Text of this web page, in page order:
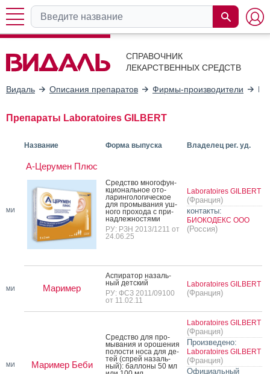
СПРАВОЧНИК
ЛЕКАРСТВЕННЫХ СРЕДСТВ
Видаль Описания препаратов Фирмы-производители
Препараты Laboratoires GILBERT
Название Форма выпуска Владелец рег. уд.
МИ
А-Церумен Плюс
Средс­тво мно­гофун­
кци­ональ­ное ото­
ларин­го­логи­чес­кое
для про­мыва­ния уш­
но­го про­хода с при­
над­лежнос­тя­ми
РУ: РЗН 2013/1211 от
24.06.25
Laboratoires GILBERT
(Франция)
контакты:
БИОКОДЕКС ООО
(Россия)
МИ Маример
Ас­пи­ратор на­заль­
ный дет­ский
РУ: ФСЗ 2011/09100
от 11.02.11
Laboratoires GILBERT
(Франция)
МИ Маример Беби
Средс­тво для про­
мыва­ния и оро­шения
по­лос­ти но­са для де­
тей (спрей на­заль­
ный): бал­ло­ны 50 мл
Laboratoires GILBERT
(Франция)
Произведено:
Laboratoires GILBERT
(Франция)
Официальный